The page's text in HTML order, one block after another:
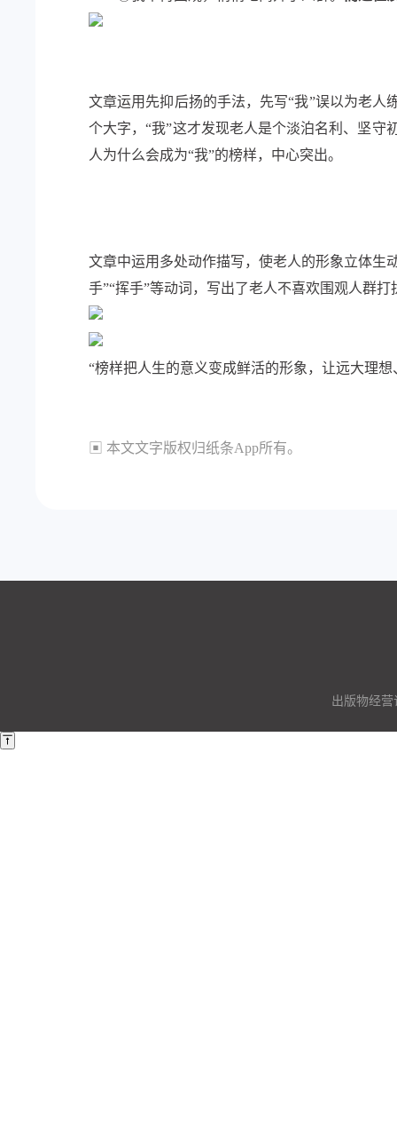
文章运用先抑后扬的手法，先写“我”误以为老人
个大字，“我”这才发现老人是个淡泊名利、坚守
人为什么会成为“我”的榜样，中心突出。
文章中运用多处动作描写，使老人的形象立体生
手”“挥手”等动词，写出了老人不喜欢围观人群
“榜样把人生的意义变成鲜活的形象，让远大理
▣ 本文文字版权归纸条App所有。
出版物经营